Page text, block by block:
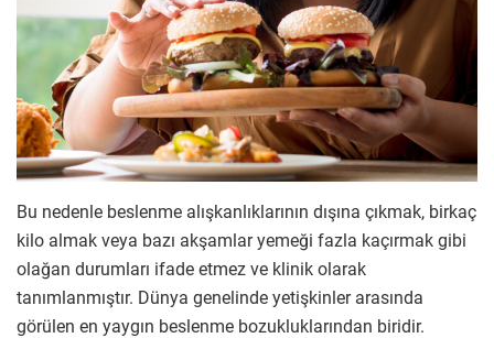
Bu nedenle beslenme alışkanlıklarının dışına çıkmak, birkaç
kilo almak veya bazı akşamlar yemeği fazla kaçırmak gibi
olağan durumları ifade etmez ve klinik olarak
tanımlanmıştır. Dünya genelinde yetişkinler arasında
görülen en yaygın beslenme bozukluklarından biridir.